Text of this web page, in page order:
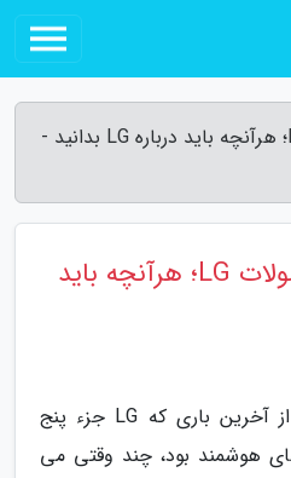
راهنمای خرید محصولات LG؛ هرآنچه باید درباره LG بدانید -
راهنمای خرید محصولات LG؛ هرآنچه باید
به گزارش مجله سرگرمی، از آخرین باری که LG جزء پنج
هوشمند بود، چند وقتی می